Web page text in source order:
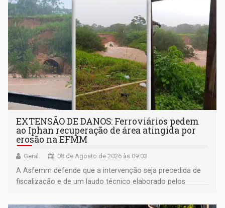
EXTENSÃO DE DANOS: Ferroviários pedem
ao Iphan recuperação de área atingida por
erosão na EFMM
Geral 08 de Agosto de 2026 às 09:03
A Asfemm defende que a intervenção seja precedida de
fiscalização e de um laudo técnico elaborado pelos